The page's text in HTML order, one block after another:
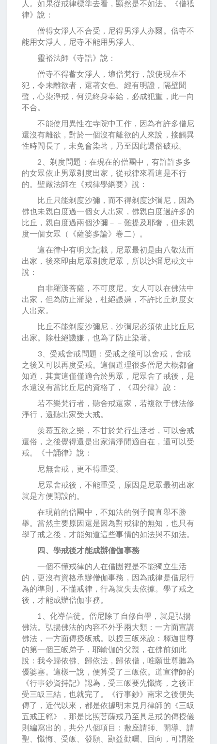
人。如果從戒律標準去看，顯然是不如法。《僧祗
律》說：
僧得女淨人不合受，尼得男淨人亦爾。僧寺不
能用女淨人，尼寺不能用男淨人。
靈裕法師《寺誥》說：
僧寺不得蓄女淨人，壞僧梵行，設使現在不
犯，令未離欲者，還著女色。經有明證，隔壁聞
聲，心染淨戒，何況終身奉給，必成犯重，此一向
不合。
不能使用異性在寺院中工作，因為有許多僧尼
還沒有離欲，對於一個沒有離欲的人來說，接觸異
性時間長了，未免會染著，乃至因此還俗破戒。
2、剃度問題：在現在的僧團中，有許許多多
的女眾依止男眾剃度出家，從戒律來看這是不行
的。聖嚴法師在《戒律學綱要》說：
比丘只能剃度沙彌，而不得剃度沙彌尼，因為
佛也未親自度過一個女人出家，佛親自度過許多的
比丘，親自度過兩個沙彌－－難提及耶奢，但未親
度一個女眾（《薩婆多論》卷二）。
這在律中有明文記載，尼眾最初是由八敬法而
出家，後來即由尼眾剃度尼眾，所以沙彌尼戒文中
說：
自非羅漢菩薩，不可度尼。女人可以在佛法中
出家，但為防止漸染，杜絕譏嫌，不許比丘剃度女
人出家。
比丘不能剃度沙彌尼，沙彌尼必須依止比丘尼
出家。除杜絕譏嫌，也為了防止染著。
3、受戒舍戒問題：受戒之後可以舍戒，舍戒
之後又可以再度受戒。這個道理很多僧尼大概都會
知道，其實這僅僅適合於男眾，尼眾舍了戒後，是
永遠沒有當比丘尼的資格了，《四分律》說：
若不樂梵行者，聽舍戒還家，若複欲于佛法修
淨行，還聽出家受大戒。
羡慕五欲之樂，不甘於梵行生活者，可以舍戒
還俗，之後覺得還是出家清淨閒適自在，還可以受
戒。《十誦律》說：
尼無舍戒，更不得重受。
尼眾舍戒後，不能重受，原因是尼眾最初出家
就是方便開設的。
在現前的僧團中，不如法的例子簡直舉不勝
舉。當然主要原因還是因為對戒律的無知，也只有
學了戒之後，才能知道這些事情的如法與不如法。
四、學戒後才能成辦僧伽事務
一個不懂戒律的人在僧團裡是不能獨立生活
的，更沒有資格承辦僧伽事務，因為戒律是僧尼行
為的準則，不懂戒律，行為就失去依據。學了戒之
後，才能成辦僧伽事務。
1、化導信徒。僧尼除了自修自學，就是弘揚
佛法。弘揚佛法的內容不外乎兩大類：一方面宣講
佛法，一方面傳授皈戒。以授三皈來說：釋迦世尊
的第一個三皈弟子，耶輸伽的父親，在佛前如此
說：我今歸依佛、歸依法，歸依僧，唯願世尊聽為
優婆塞。這樣一說，便算受了三皈依。道宣律師的
《行事鈔資持記》認為，受三皈要先懺悔，之後正
受三皈三結，也就完了。《行事鈔》南宋之後便失
傳了，近代以來，都是依據明末見月律師的《三皈
五戒正範》，那是比照菩薩戒乃至具足戒的傳授儀
則編寫出的，共分八個項目：敷座請師、開導、請
聖、懺悔、受皈、發願、顯益勸囑、回向，可謂隆